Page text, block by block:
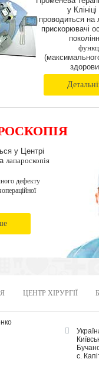
у
проводиться на
прискорювачі
у Центрі
лапароскопія
дефекту
ЦЕНТР ХІРУРГІЇ
с.